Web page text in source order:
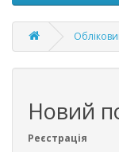
Новий
Реєстрація